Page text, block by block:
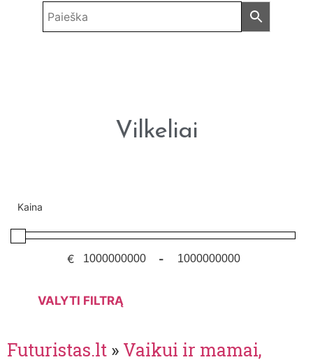
Vilkeliai
Kaina
€ -
VALYTI FILTRĄ
Futuristas.lt » Vaikui ir mamai,